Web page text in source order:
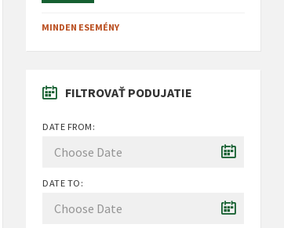
MINDEN ESEMÉNY
FILTROVAŤ PODUJATIE
DATE FROM:
DATE TO: